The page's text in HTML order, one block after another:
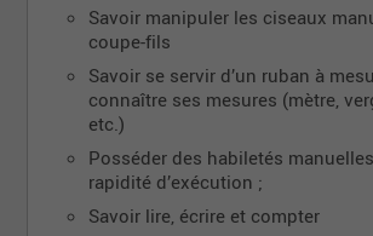
S'assurer d'enregistrer les temps
Tu sais: Opérer une machine à coudre
Simple et Overlock (3 fils et 5 fils)?
machine à bord invisible (Blindstich)?
atout!
Si mettre la main à la création de
produits textiles de qualité t'intéresse,
Savoir manipuler les ciseaux
coupe-fils
Savoir se servir d’un ruban à
connaître ses mesures (mètre,
etc.)
Posséder des habiletés
rapidité d’exécution ;
Savoir lire, écrire et compter